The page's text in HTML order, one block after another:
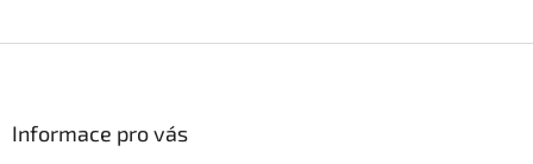
Informace pro vás